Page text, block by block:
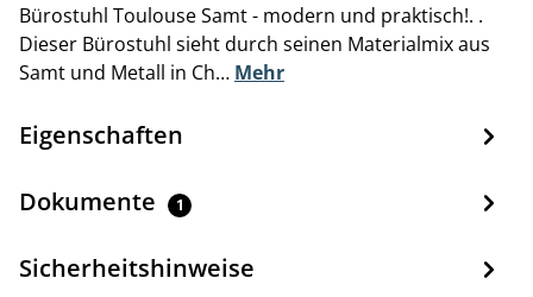
Bürostuhl Toulouse Samt - modern und praktisch!. .
Dieser Bürostuhl sieht durch seinen Materialmix aus
Samt und Metall in Ch… Mehr
Eigenschaften
Dokumente 1
Sicherheitshinweise